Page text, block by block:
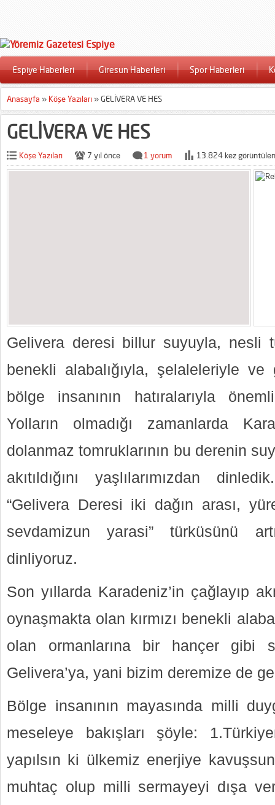
Espiye Haberleri Giresun Haberleri Spor Haberleri
Anasayfa » Köşe Yazıları »GELİVERA VE HES
GELİVERA VE HES
Köşe Yazıları 7 yıl önce 1 yorum 13.824 kez
Gelivera deresi billur suyuyla, nesli
benekli alabalığıyla, şelaleleriyle
bölge insanının hatıralarıyla
Yolların olmadığı zamanlarda
dolanmaz tomruklarının bu derenin
akıtıldığını yaşlılarımızdan
“Gelivera Deresi iki dağın arası,
sevdamizun yarasi” türküsünü
dinliyoruz.
Son yıllarda Karadeniz’in çağlayıp
oynaşmakta olan kırmızı benekli
olan ormanlarına bir hançer gibi
Gelivera’ya, yani bizim deremize de
Bölge insanının mayasında milli
meseleye bakışları şöyle:
yapılsın ki ülkemiz enerjiye
muhtaç olup milli sermayeyi dışa